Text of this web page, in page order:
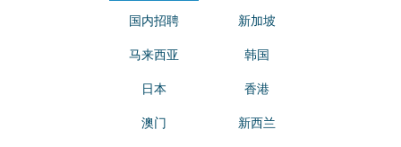
国内招聘 新加坡
马来西亚 韩国
日本 香港
澳门 新西兰